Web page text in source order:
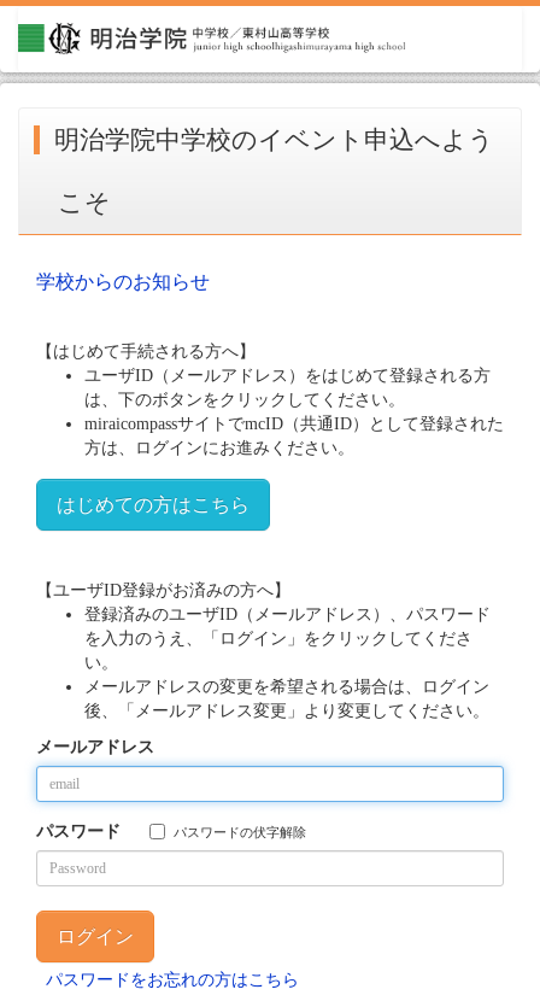
明治学院中学校のイベント申込へよう
こそ
学校からのお知らせ
【はじめて手続される方へ】
ユーザID（メールアドレス）をはじめて登録される方
は、下のボタンをクリックしてください。
miraicompassサイトでmcID（共通ID）として登録された
方は、ログインにお進みください。
はじめての方はこちら
【ユーザID登録がお済みの方へ】
登録済みのユーザID（メールアドレス）、パスワード
を入力のうえ、「ログイン」をクリックしてくださ
い。
メールアドレスの変更を希望される場合は、ログイン
後、「メールアドレス変更」より変更してください。
メールアドレス
パスワード パスワードの伏字解除
パスワードをお忘れの方はこちら